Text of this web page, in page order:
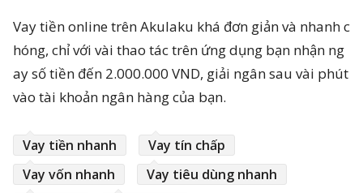
Vay tiền online trên Akulaku khá đơn giản và nhanh c
hóng, chỉ với vài thao tác trên ứng dụng bạn nhận ng
ay số tiền đến 2.000.000 VND, giải ngân sau vài phút
vào tài khoản ngân hàng của bạn.
Vay tiền nhanh
Vay tín chấp
Vay vốn nhanh
Vay tiêu dùng nhanh